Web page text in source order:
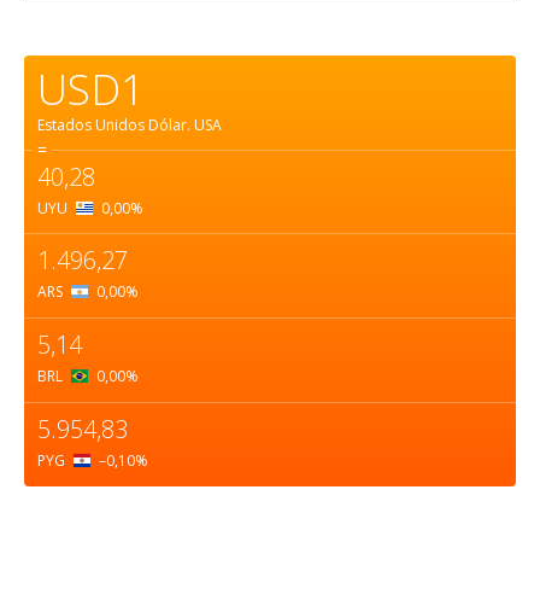
USD1
Estados Unidos Dólar. USA
=
40,28
UYU 0,00%
1.496,27
ARS 0,00%
5,14
BRL 0,00%
5.954,83
PYG –0,10%